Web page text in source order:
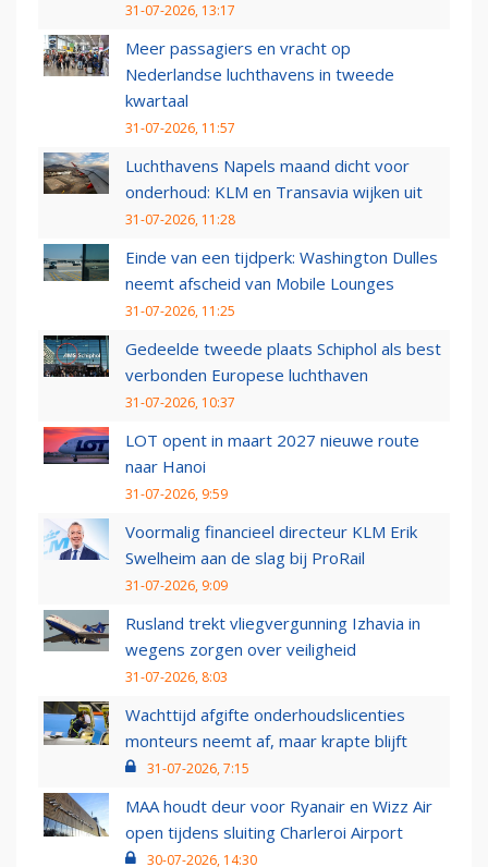
31-07-2026, 13:17
Meer passagiers en vracht op
Nederlandse luchthavens in tweede
kwartaal
31-07-2026, 11:57
Luchthavens Napels maand dicht voor
onderhoud: KLM en Transavia wijken uit
31-07-2026, 11:28
Einde van een tijdperk: Washington Dulles
neemt afscheid van Mobile Lounges
31-07-2026, 11:25
Gedeelde tweede plaats Schiphol als best
verbonden Europese luchthaven
31-07-2026, 10:37
LOT opent in maart 2027 nieuwe route
naar Hanoi
31-07-2026, 9:59
Voormalig financieel directeur KLM Erik
Swelheim aan de slag bij ProRail
31-07-2026, 9:09
Rusland trekt vliegvergunning Izhavia in
wegens zorgen over veiligheid
31-07-2026, 8:03
Wachttijd afgifte onderhoudslicenties
monteurs neemt af, maar krapte blijft
31-07-2026, 7:15
MAA houdt deur voor Ryanair en Wizz Air
open tijdens sluiting Charleroi Airport
30-07-2026, 14:30